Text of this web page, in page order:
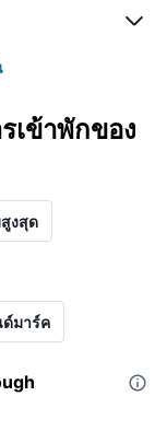
เข้าพักของ
งสุด
มาร์ค